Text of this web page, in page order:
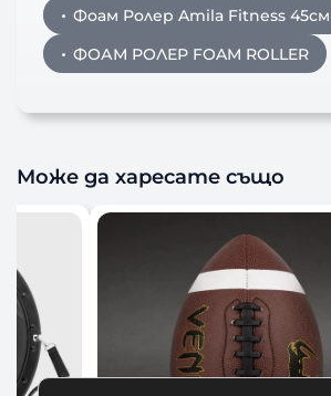
Фоам Ролер Amila Fitness 45см
ФОАМ РОЛЕР FOAM ROLLER
Може да харесате също